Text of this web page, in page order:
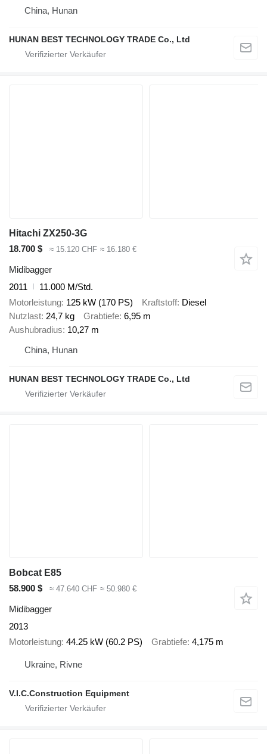
China, Hunan
HUNAN BEST TECHNOLOGY TRADE Co., Ltd
Hitachi ZX250-3G
18.700 $
≈ 15.120 CHF ≈ 16.180 €
Midibagger
2011
11.000 M/Std.
Motorleistung 125 kW (170 PS) Kraftstoff Diesel
Nutzlast 24,7 kg Grabtiefe 6,95 m
Aushubradius 10,27 m
China, Hunan
HUNAN BEST TECHNOLOGY TRADE Co., Ltd
Bobcat E85
58.900 $
≈ 47.640 CHF ≈ 50.980 €
Midibagger
2013
Motorleistung 44.25 kW (60.2 PS) Grabtiefe 4,175 m
Ukraine, Rivne
V.I.C.Construction Equipment